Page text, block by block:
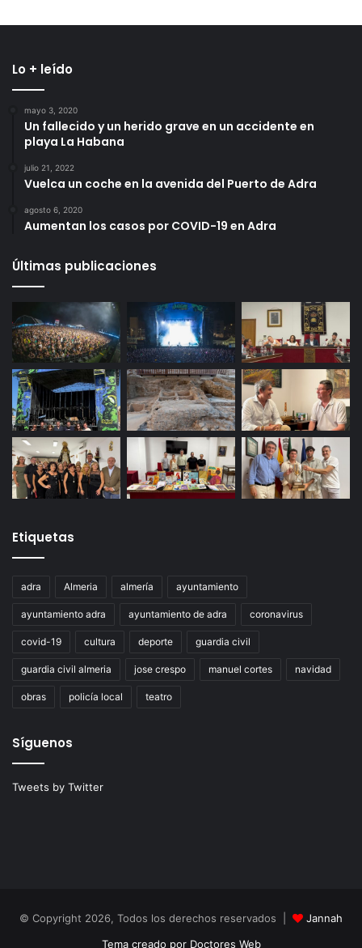
Lo + leído
mayo 3, 2020
Un fallecido y un herido grave en un accidente en
playa La Habana
julio 21, 2022
Vuelca un coche en la avenida del Puerto de Adra
agosto 6, 2020
Aumentan los casos por COVID-19 en Adra
Últimas publicaciones
Etiquetas
adra Almeria almería ayuntamiento
ayuntamiento adra ayuntamiento de adra coronavirus
covid-19 cultura deporte guardia civil
guardia civil almeria jose crespo manuel cortes navidad
obras policía local teatro
Síguenos
Tweets by Twitter
© Copyright 2026, Todos los derechos reservados |
Jannah
Tema creado por Doctores Web